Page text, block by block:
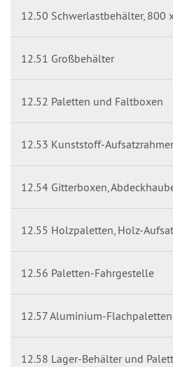
12.50 Schwerlastbehälter, 800
12.51 Großbehälter
12.52 Paletten und Faltboxen
12.53 Kunststoff-
12.54 Gitterboxen,
12.55 Holzpaletten, Holz-
12.56 Paletten-Fahrgestelle
12.57 Aluminium-Flachpaletten
12.58 Lager-Behälter und